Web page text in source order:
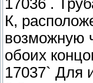
17036 .
К,
возможную
обоих
17037` Для